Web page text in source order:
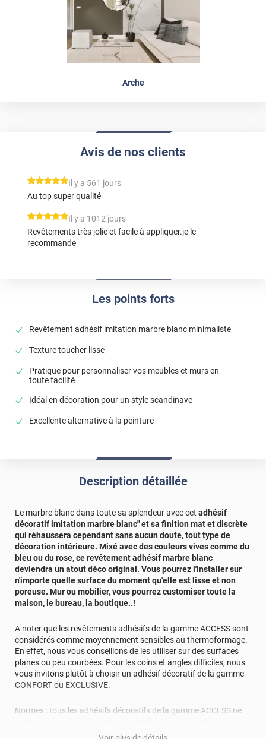
Arche
Les points forts
Revêtement adhésif imitation marbre blanc minimaliste
Texture toucher lisse
Pratique pour personnaliser vos meubles et murs en
toute facilité
Idéal en décoration pour un style scandinave
Excellente alternative à la peinture
Avis de nos clients
*****
Il y a 561 jours
Au top super qualité
*****
Il y a 1012 jours
Revêtements très jolie et facile à appliquer.je le
recommande
Description détaillée
Le marbre blanc dans toute sa splendeur avec cet adhésif
décoratif imitation marbre blanc" et sa finition mat et discrète
qui réhaussera cependant sans aucun doute, tout type de
décoration intérieure. Mixé avec des couleurs vives comme du
bleu ou du rose, cerevêtement adhésif marbre blanc
deviendra un atout déco original. Vous pourrez l'installer sur
n'importe quelle surface du moment qu'elle est lisse et non
poreuse. Mur ou mobilier, vous pourrez customiser toute la
maison, le bureau, la boutique..!
A noter que les revêtements adhésifs de la gamme ACCESS sont
considérés comme moyennement sensibles au thermoformage.
En effet, nous vous conseillons de les utiliser sur des surfaces
planes ou peu courbées. Pour les coins et angles difficiles, nous
vous invitons plutôt à choisir un adhésif décoratif de la gamme
CONFORT ou EXCLUSIVE.
Normes : tous les adhésifs décoratifs de la gamme ACCESS ne
classement au feu M1, CE, IMO, MED, RAIL, REACH, TCHIBO,